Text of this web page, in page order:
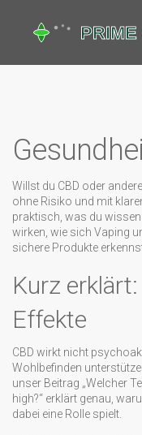
Willst du CBD oder
ohne Risiko und mit
praktisch, was du
wirken, wie sich Vaping
sichere Produkte
Kurz
Effekte
CBD wirkt nicht
Wohlbefinden
unser Beitrag „Welcher
high?“ erklärt genau,
dabei eine Rolle spielt.